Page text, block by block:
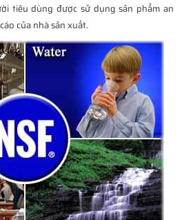
tiêu dùng được sử dụng sản phẩm an
của nhà sản xuất.